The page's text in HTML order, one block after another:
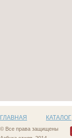
ГЛАВНАЯ КАТАЛОГ
© Все права защищены